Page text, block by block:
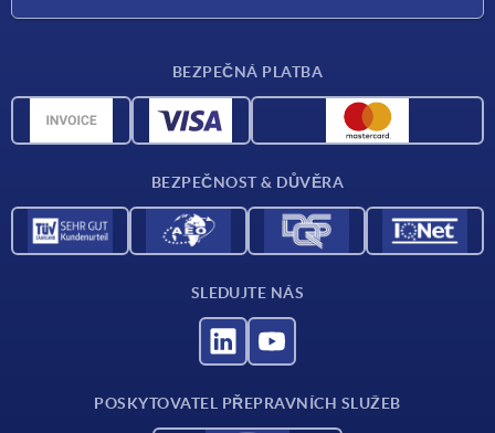
CAD data
BEZPEČNÁ PLATBA
BEZPEČNOST & DŮVĚRA
SLEDUJTE NÁS
POSKYTOVATEL PŘEPRAVNÍCH SLUŽEB